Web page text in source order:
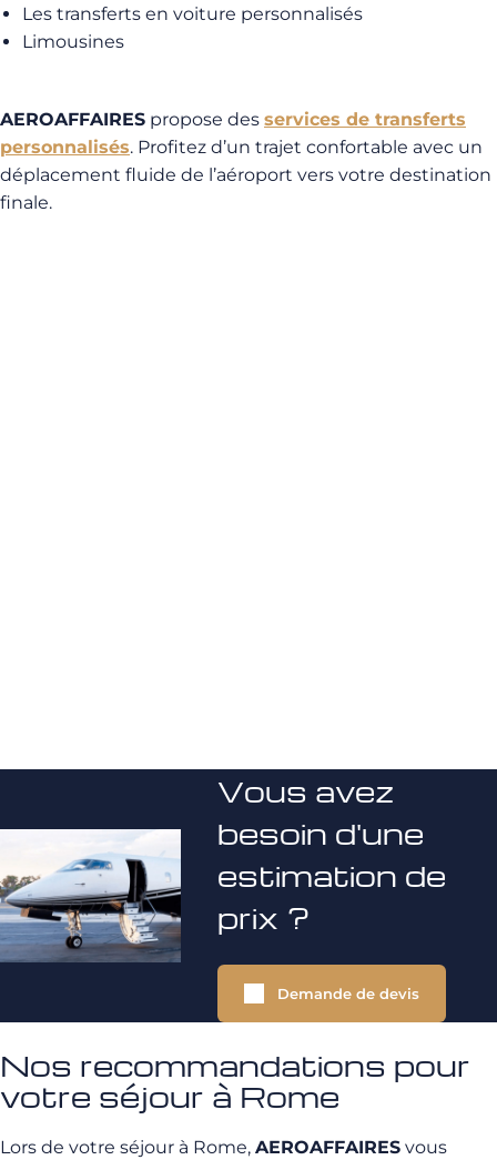
Les transferts en voiture personnalisés
Limousines
AEROAFFAIRES propose des services de transferts
personnalisés. Profitez d’un trajet confortable avec un
déplacement fluide de l’aéroport vers votre destination
finale.
Vous avez
besoin d'une
estimation de
prix ?
Demande de devis
Nos recommandations pour
votre séjour à Rome
Lors de votre séjour à Rome, AEROAFFAIRES vous